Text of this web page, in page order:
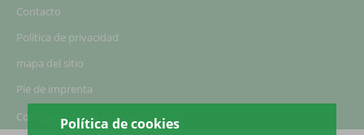
Contacto
Política de privacidad
mapa del sitio
Pie de imprenta
Configuración de cookies
Política de cookies